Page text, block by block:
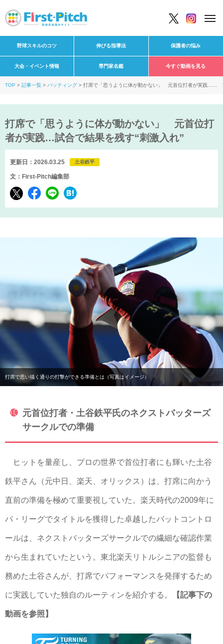
野球スキルのコツ 伸びる指導法 保護者の悩み
大会・イベント情報 専門家名鑑 今すぐ動画を見る
TOP 記事一覧 バッティング
打席で「思うように体が動かない」 元首位打者が実践…試
打席で「思うように体が動かない」 元首位打
者が実践…試合で結果を残す“刺激入れ”
更新日：2026.03.25 土谷鉄平
文：First-Pitch編集部
打席で思い描く通りの打撃ができる準備とは（写真はイメージ）
元首位打者・土谷鉄平氏のネクストバッターズ
サークルでの準備
ヒットを量産し、プロの世界で首位打者にも輝いた土谷
鉄平さん（元中日、楽天、オリックス）は、打席に向かう
直前の準備を極めて重要視していた。楽天時代の2009年に
パ・リーグでタイトルを獲得した卓越したバットコントロ
ールは、ネクストバッターズサークルでの繊細な確認作業
から生まれていたという。東北楽天リトルシニアの監督も
務めた土谷さんが、打席でパフォーマンスを発揮するため
に実践していた独自のルーティンを紹介する。 【記事下の
動画を参照】